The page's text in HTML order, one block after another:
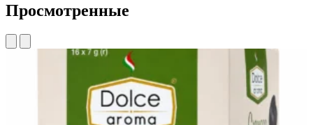
Просмотренные